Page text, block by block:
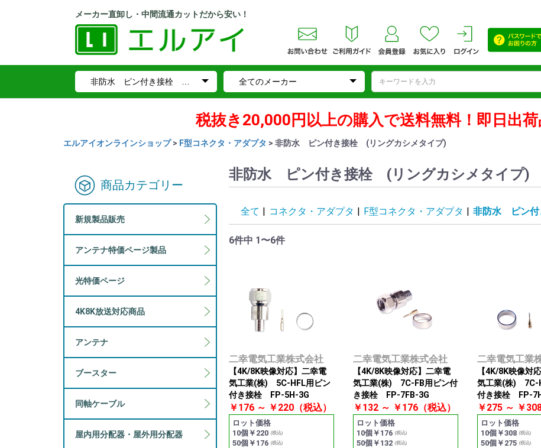
メーカー直卸し・中間流通カットだから安い！
税抜き20,000円以上の購入で送料無料！即日出荷
エルアイオンラインショップ> F型コネクタ・アダプタ > 非防水 ピン付き接栓 (リングカシメタイプ)
商品カテゴリー
新規製品販売
アンテナ特価ページ製品
光特価ページ
4K8K放送対応商品
アンテナ
ブースター
同軸ケーブル
屋内用分配器・屋外用分配器
非防水 ピン付き接栓 (リングカシメタイプ)
全て | コネクタ・アダプタ | F型コネクタ・アダプタ | 非防水 ピン付
6件中 1〜6件
二幸電気工業株式会社
【4K/8K映像対応】二幸電
気工業(株) 5C-HFL用ピン
付き接栓 FP-5H-3G
￥176 ～ ￥220（税込）
ロット価格
10個￥220 (税込)
50個￥176 (税込)
二幸電気工業株式会社
【4K/8K映像対応】二幸電
気工業(株) 7C-FB用ピン付
き接栓 FP-7FB-3G
￥132 ～ ￥176（税込）
ロット価格
10個￥176 (税込)
50個￥132 (税込)
二幸電気工業
【4K/8K映像対
気工業(株) 7C-
付き接栓 FP-
￥275 ～ ￥
ロット価格
10個￥308 (税込)
50個￥275 (税込)